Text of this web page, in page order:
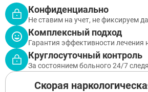
Конфиденциально
Не ставим на учет, не фиксируем
Комплексный подход
Гарантия эффективности лечения
Круглосуточный контроль
За состоянием больного 24/7
Скорая